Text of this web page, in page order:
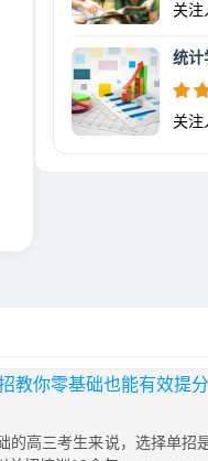
关注
统计
关注
教你零基础也能有效提分
的高三考生来说，选择单招